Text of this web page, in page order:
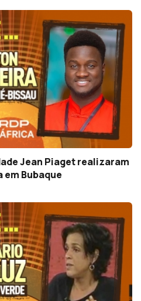
Jean Piaget realizaram
Bubaque